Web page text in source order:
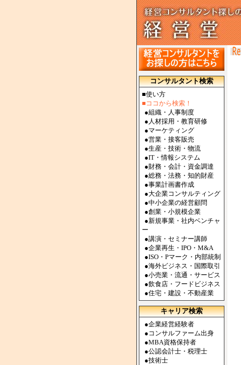
コンサルタント検索
■使い方
■ココから検索！
●組織・人事制度
● 人材採用・教育研修
●マーケティング
●営業・接客販売
●生産・技術・物流
●IT・情報システム
●財務・会計・資金調達
●総務・法務・知的財産
●事業計画書作成
●大企業コンサルティング
●中小企業の経営顧問
●創業・小規模企業
●新規事業・社内ベンチャ
ー
●講演・セミナー講師
●企業再生・IPO・M&A
●ISO・Pマーク・内部統制
●海外ビジネス・国際取引
●小売業・流通・サービス
●飲食店・フードビジネス
●住宅・建設・不動産業
キャリア検索
●企業経営経験者
● コンサルファーム出身
●MBA資格保持者
●公認会計士・税理士
●技術士